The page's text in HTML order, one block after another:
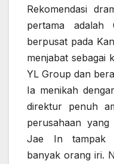
Rekomendasi
pertama adalah
berpusat pada
menjabat sebagai
YL Group dan
Ia menikah
direktur penuh
perusahaan
Jae In tampak
banyak orang iri.